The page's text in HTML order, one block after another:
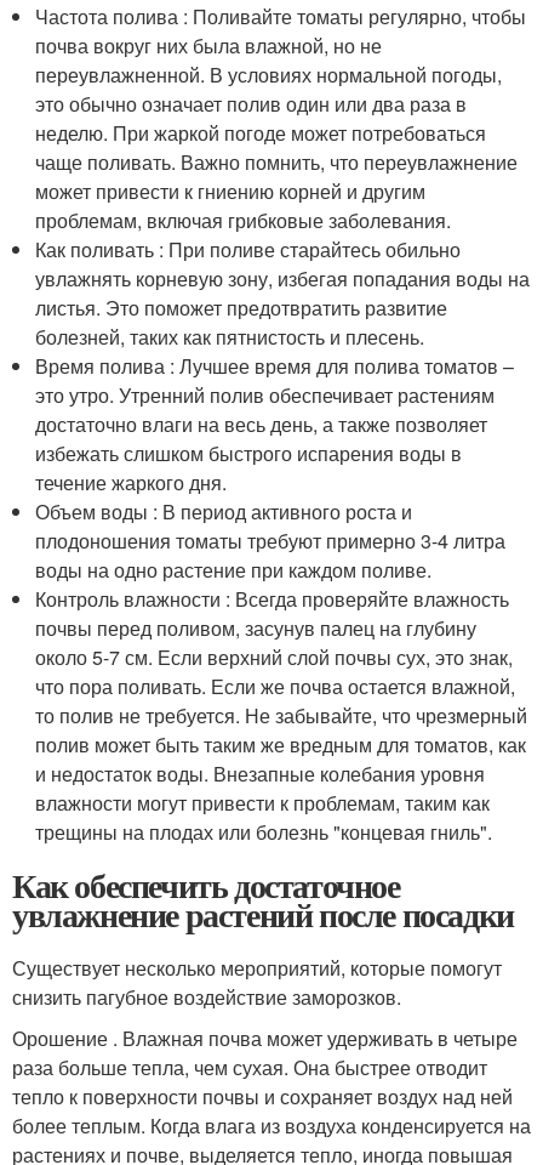
Частота полива : Поливайте томаты регулярно, чтобы
почва вокруг них была влажной, но не
переувлажненной. В условиях нормальной погоды,
это обычно означает полив один или два раза в
неделю. При жаркой погоде может потребоваться
чаще поливать. Важно помнить, что переувлажнение
может привести к гниению корней и другим
проблемам, включая грибковые заболевания.
Как поливать : При поливе старайтесь обильно
увлажнять корневую зону, избегая попадания воды на
листья. Это поможет предотвратить развитие
болезней, таких как пятнистость и плесень.
Время полива : Лучшее время для полива томатов –
это утро. Утренний полив обеспечивает растениям
достаточно влаги на весь день, а также позволяет
избежать слишком быстрого испарения воды в
течение жаркого дня.
Объем воды : В период активного роста и
плодоношения томаты требуют примерно 3-4 литра
воды на одно растение при каждом поливе.
Контроль влажности : Всегда проверяйте влажность
почвы перед поливом, засунув палец на глубину
около 5-7 см. Если верхний слой почвы сух, это знак,
что пора поливать. Если же почва остается влажной,
то полив не требуется. Не забывайте, что чрезмерный
полив может быть таким же вредным для томатов, как
и недостаток воды. Внезапные колебания уровня
влажности могут привести к проблемам, таким как
трещины на плодах или болезнь "концевая гниль".
Как обеспечить достаточное
увлажнение растений после посадки
Существует несколько мероприятий, которые помогут
снизить пагубное воздействие заморозков.
Орошение . Влажная почва может удерживать в четыре
раза больше тепла, чем сухая. Она быстрее отводит
тепло к поверхности почвы и сохраняет воздух над ней
более теплым. Когда влага из воздуха конденсируется на
растениях и почве, выделяется тепло, иногда повышая